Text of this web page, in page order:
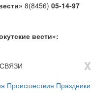
8(8456) 05-14-97
вести»:
X
Происшествия Праздники